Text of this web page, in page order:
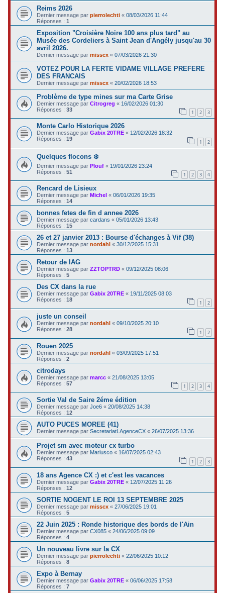
Reims 2026
Dernier message parpierrolechti «08/03/2026 11:44
Réponses :1
Exposition "Croisière Noire 100 ans plus tard" au
Musée des Cordeliers à Saint Jean d'Angély jusqu'au 30
avril 2026.
Dernier message parmisscx «07/03/2026 21:30
VOTEZ POUR LA FERTE VIDAME VILLAGE PREFERE
DES FRANCAIS
Dernier message parmisscx «20/02/2026 18:53
Problème de type mines sur ma Carte Grise
Dernier message parCitrogreg « 16/02/2026 01:30
Réponses :33 1 2 3
Monte Carlo Historique 2026
Dernier message parGabix 20TRE « 12/02/2026 18:32
Réponses :19 1 2
Quelques flocons ❄️
Dernier message parPlouf « 19/01/2026 23:24
Réponses :51 1 2 3 4
Rencard de Lisieux
Dernier message par Michel «06/01/2026 19:35
Réponses :14
bonnes fetes de fin d annee 2026
Dernier message parcardans «05/01/2026 13:43
Réponses :15
26 et 27 janvier 2013 : Bourse d'échanges à Vif (38)
Dernier message parnordahl «30/12/2025 15:31
Réponses :13
Retour de lAG
Dernier message parZZTOPTRD «09/12/2025 08:06
Réponses :5
Des CX dans la rue
Dernier message parGabix 20TRE «19/11/2025 08:03
Réponses :18 1 2
juste un conseil
Dernier message parnordahl «09/10/2025 20:10
Réponses :28 1 2
Rouen 2025
Dernier message parnordahl «03/09/2025 17:51
Réponses :2
citrodays
Dernier message parmarcc «21/08/2025 13:05
Réponses :57 1 2 3 4
Sortie Val de Saire 2éme édition
Dernier message parJoe6 «20/08/2025 14:38
Réponses :12
AUTO PUCES MOREE (41)
Dernier message parSecretariatLAgenceCX «26/07/2025 13:36
Projet sm avec moteur cx turbo
Dernier message par Mariusco «16/07/2025 02:43
Réponses :43 1 2 3
18 ans Agence CX :) et c'est les vacances
Dernier message parGabix 20TRE « 12/07/2025 11:26
Réponses :12
SORTIE NOGENT LE ROI 13 SEPTEMBRE 2025
Dernier message parmisscx «27/06/2025 19:01
Réponses :5
22 Juin 2025 : Ronde historique des bords de l'Ain
Dernier message parCX085 «24/06/2025 09:09
Réponses :4
Un nouveau livre sur la CX
Dernier message parpierrolechti «22/06/2025 10:12
Réponses :8
Expo à Bernay
Dernier message parGabix 20TRE «06/06/2025 17:58
Réponses :7